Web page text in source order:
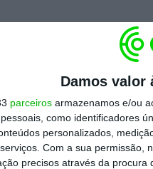
Damos valor
parceiros armazenamos e/ou
como identificadores
personalizados,
Com a sua permissão,
precisos através da
fundada em 2017, e
altura. A empresa cobra
à venda até 150.000
a partir de 150 mil
inclui fotos
imóveis, seleção dos